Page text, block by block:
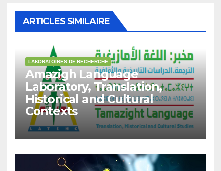
ARTICLES SIMILAIRE
LABORATOIRES DE RECHERCHE
Amazigh Language
Laboratory, Translation,
Historical and Cultural
Contexts